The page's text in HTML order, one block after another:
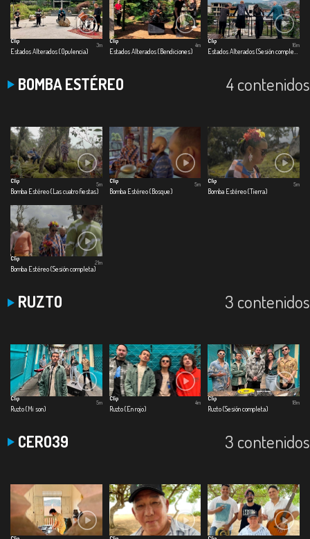
Clip
Estados Alterados (Opulencia)
3m
Clip
Estados Alterados (Bendiciones)
4m
Clip
16m
BOMBA ESTÉREO 4 contenidos
Clip
Bomba Estéreo (Las cuatro fiestas)
5m
Clip
Bomba Estéreo (Bosque)
5m
Clip
Bomba Estéreo (Tierra)
5m
Clip
Bomba Estéreo (Sesión completa)
21m
RUZTO 3 contenidos
Clip
Ruzto (Mi son)
5m
Clip
Ruzto (En rojo)
4m
Clip
Ruzto (Sesión completa)
18m
CERO39 3 contenidos